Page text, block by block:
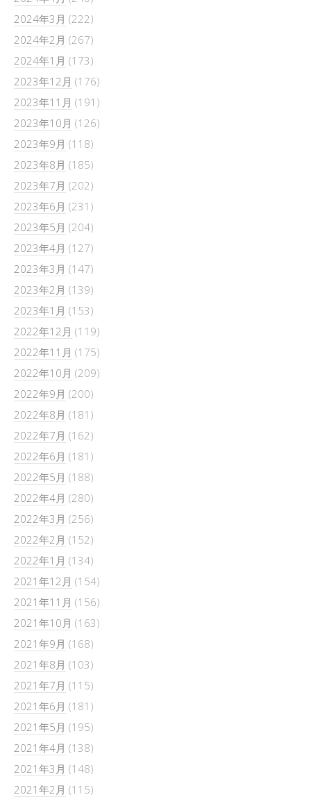
2024年3月 (222)
2024年2月 (267)
2024年1月 (173)
2023年12月 (176)
2023年11月 (191)
2023年10月 (126)
2023年9月 (118)
2023年8月 (185)
2023年7月 (202)
2023年6月 (231)
2023年5月 (204)
2023年4月 (127)
2023年3月 (147)
2023年2月 (139)
2023年1月 (153)
2022年12月 (119)
2022年11月 (175)
2022年10月 (209)
2022年9月 (200)
2022年8月 (181)
2022年7月 (162)
2022年6月 (181)
2022年5月 (188)
2022年4月 (280)
2022年3月 (256)
2022年2月 (152)
2022年1月 (134)
2021年12月 (154)
2021年11月 (156)
2021年10月 (163)
2021年9月 (168)
2021年8月 (103)
2021年7月 (115)
2021年6月 (181)
2021年5月 (195)
2021年4月 (138)
2021年3月 (148)
2021年2月 (115)